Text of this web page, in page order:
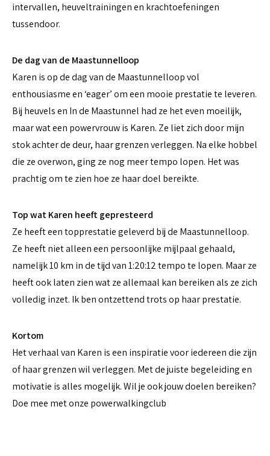
intervallen, heuveltrainingen en krachtoefeningen
tussendoor.
De dag van de Maastunnelloop
Karen is op de dag van de Maastunnelloop vol
enthousiasme en ‘eager’ om een mooie prestatie te leveren.
Bij heuvels en In de Maastunnel had ze het even moeilijk,
maar wat een powervrouw is Karen. Ze liet zich door mijn
stok achter de deur, haar grenzen verleggen. Na elke hobbel
die ze overwon, ging ze nog meer tempo lopen. Het was
prachtig om te zien hoe ze haar doel bereikte.
Top wat Karen heeft gepresteerd
Ze heeft een topprestatie geleverd bij de Maastunnelloop.
Ze heeft niet alleen een persoonlijke mijlpaal gehaald,
namelijk 10 km in de tijd van 1:20:12 tempo te lopen. Maar ze
heeft ook laten zien wat ze allemaal kan bereiken als ze zich
volledig inzet. Ik ben ontzettend trots op haar prestatie.
Kortom
Het verhaal van Karen is een inspiratie voor iedereen die zijn
of haar grenzen wil verleggen. Met de juiste begeleiding en
motivatie is alles mogelijk.Wil je ook jouw doelen bereiken?
Doe mee met onze powerwalkingclub